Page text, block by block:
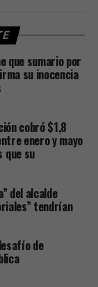
que sumario por
su inocencia
cobró $1,8
enero y mayo
que su
del alcalde
tendrían
de